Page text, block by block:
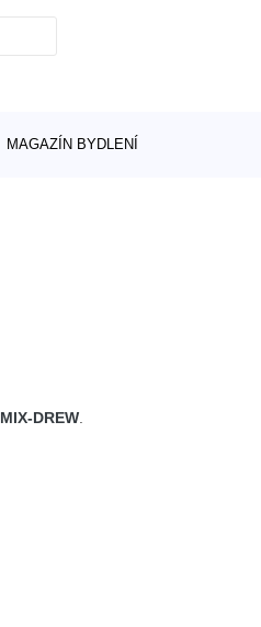
MAGAZÍN BYDLENÍ
MIX-DREW